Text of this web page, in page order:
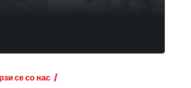
се со нас